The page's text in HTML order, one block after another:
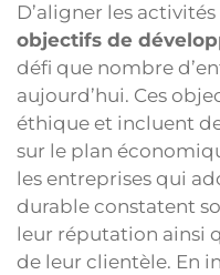
D’aligner les
objectifs de
défi que nombre
aujourd’hui. Ces
éthique et incluent
sur le plan
les entreprises qui
durable constatent
leur réputation ainsi
de leur clientèle. En